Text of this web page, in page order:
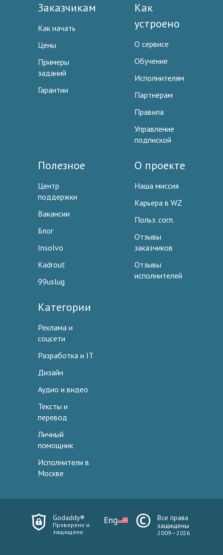
Заказчикам
Как начать
Цены
Примеры
заданий
Гарантии
Как
устроено
О сервисе
Обучение
Исполнителям
Партнерам
Правила
Управление
подпиской
Полезное
Центр
поддержки
Вакансии
Блог
Insolvo
Kadrout
99uslug
О проекте
Наша миссия
Карьера в WZ
Польз. согл.
Отзывы
заказчиков
Отзывы
исполнителей
Категории
Реклама и
соцсети
Разработка и IT
Дизайн
Аудио и видео
Тексты и
перевод
Личный
помощник
Исполнители в
Москве
Godaddy®
Проверено и
защищено
Eng
Все права
защищены
2009—2026